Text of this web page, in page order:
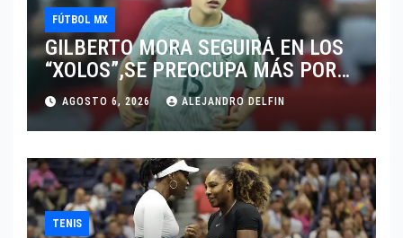
FÚTBOL MX
GILBERTO MORA SEGUIRÁ EN LOS
“XOLOS”,SE PREOCUPA MÁS POR
JUGAR EN SU EQUIPO.
AGOSTO 6, 2026 ALEJANDRO DELFIN
TENIS